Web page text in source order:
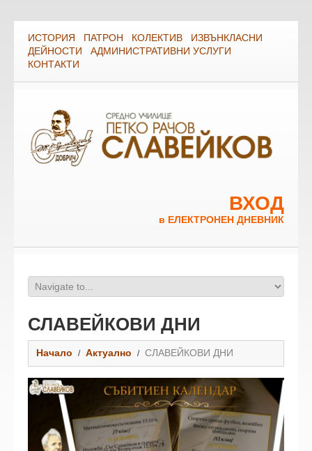
ИСТОРИЯ ПАТРОН КОЛЕКТИВ
ИЗВЪНКЛАСНИ
ДЕЙНОСТИ
АДМИНИСТРАТИВНИ УСЛУГИ
КОНТАКТИ
ВХОД
в ЕЛЕКТРОНЕН ДНЕВНИК
СЛАВЕЙКОВИ ДНИ
Начало Актуално СЛАВЕЙКОВИ ДНИ